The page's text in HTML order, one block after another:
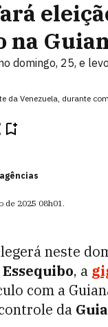
domingo, 25, e
da Venezuela, durante
de 2025 08h01.
neste
Essequibo, a
com a
da